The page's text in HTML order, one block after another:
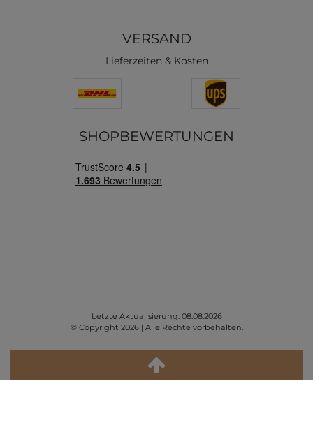
VERSAND
Lieferzeiten & Kosten
SHOPBEWERTUNGEN
Letzte Aktualisierung: 08.08.2026
© Copyright 2026 | Alle Rechte vorbehalten.